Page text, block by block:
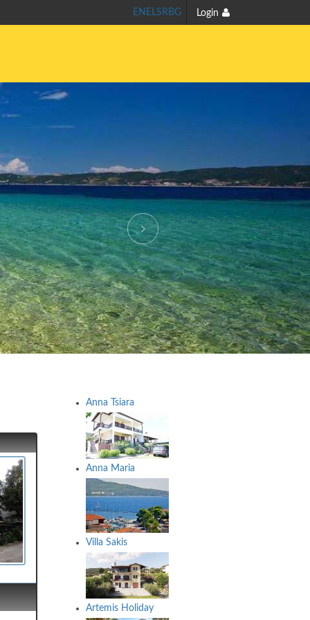
Login
EN ELSRBG
Anna Tsiara
Anna Maria
Villa Sakis
Artemis Holiday